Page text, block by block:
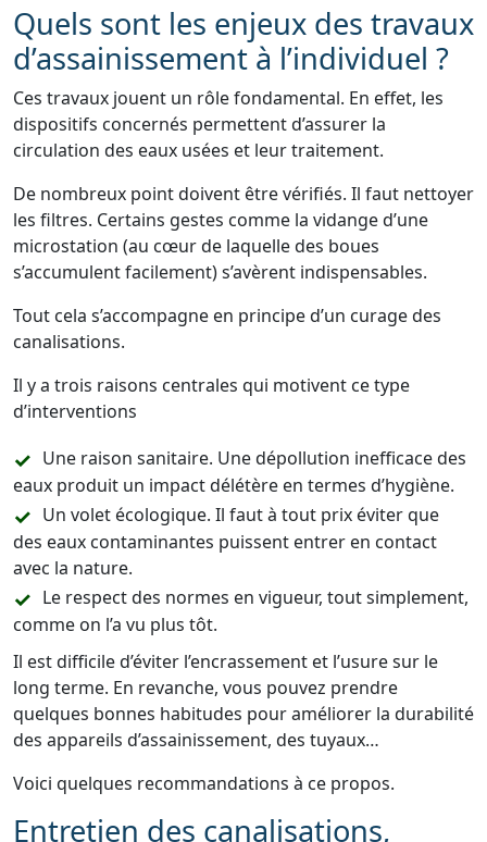
Quels sont les enjeux des travaux
d’assainissement à l’individuel ?
Ces travaux jouent un rôle fondamental. En effet, les
dispositifs concernés permettent d’assurer la
circulation des eaux usées et leur traitement.
De nombreux point doivent être vérifiés. Il faut nettoyer
les filtres. Certains gestes comme la vidange d’une
microstation (au cœur de laquelle des boues
s’accumulent facilement) s’avèrent indispensables.
Tout cela s’accompagne en principe d’un curage des
canalisations.
Il y a trois raisons centrales qui motivent ce type
d’interventions
Une raison sanitaire. Une dépollution inefficace des
eaux produit un impact délétère en termes d’hygiène.
Un volet écologique. Il faut à tout prix éviter que
des eaux contaminantes puissent entrer en contact
avec la nature.
Le respect des normes en vigueur, tout simplement,
comme on l’a vu plus tôt.
Il est difficile d’éviter l’encrassement et l’usure sur le
long terme. En revanche, vous pouvez prendre
quelques bonnes habitudes pour améliorer la durabilité
des appareils d’assainissement, des tuyaux…
Voici quelques recommandations à ce propos.
Entretien des canalisations,